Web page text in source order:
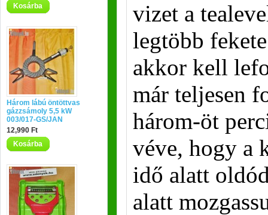
Kosárba
Három lábú öntöttvas
gázzsámoly 5,5 kW
003/017-GS/JAN
12,990 Ft
Kosárba
vizet a
legtöbb
akkor kell
már teljesen
három-öt
véve, hogy a
idő alatt
alatt